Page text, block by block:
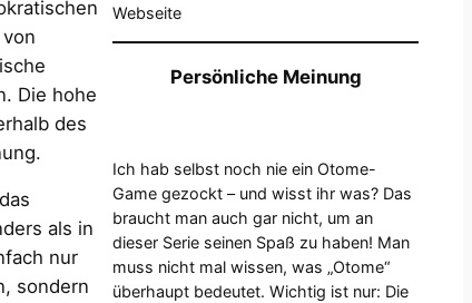
Die hohe
des
als in
nur
sondern
Webseite
Persönliche Meinung
Ich hab selbst noch nie ein Otome-
Game gezockt – und wisst ihr was? Das
braucht man auch gar nicht, um an
dieser Serie seinen Spaß zu haben! Man
muss nicht mal wissen, was „Otome“
überhaupt bedeutet. Wichtig ist nur: Die